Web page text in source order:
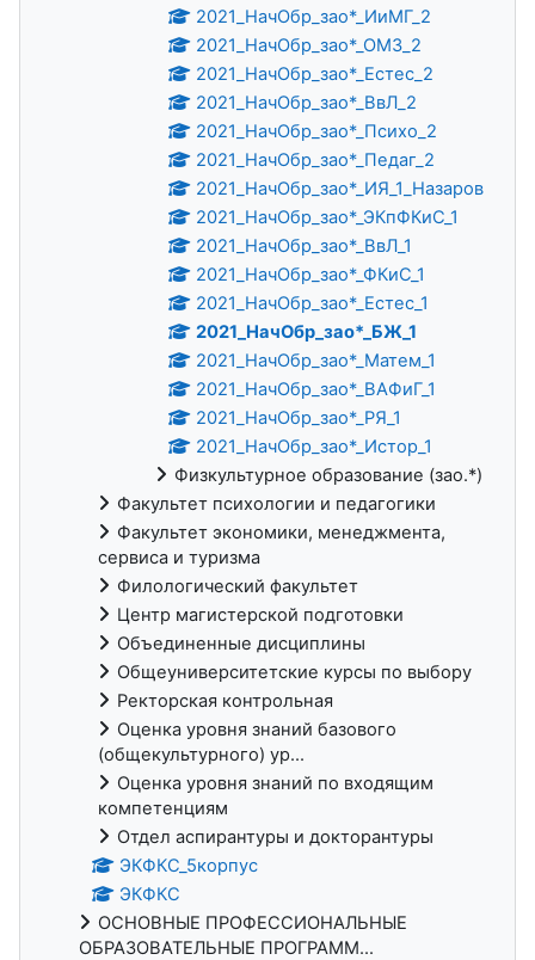
2021_НачОбр_зао*_ИиМГ_2
2021_НачОбр_зао*_ОМЗ_2
2021_НачОбр_зао*_Естес_2
2021_НачОбр_зао*_ВвЛ_2
2021_НачОбр_зао*_Психо_2
2021_НачОбр_зао*_Педаг_2
2021_НачОбр_зао*_ИЯ_1_Назаров
2021_НачОбр_зао*_ЭКпФКиС_1
2021_НачОбр_зао*_ВвЛ_1
2021_НачОбр_зао*_ФКиС_1
2021_НачОбр_зао*_Естес_1
2021_НачОбр_зао*_БЖ_1
2021_НачОбр_зао*_Матем_1
2021_НачОбр_зао*_ВАФиГ_1
2021_НачОбр_зао*_РЯ_1
2021_НачОбр_зао*_Истор_1
Физкультурное образование (зао.*)
Факультет психологии и педагогики
Факультет экономики, менеджмента,
сервиса и туризма
Филологический факультет
Центр магистерской подготовки
Объединенные дисциплины
Общеуниверситетские курсы по выбору
Ректорская контрольная
Оценка уровня знаний базового
(общекультурного) ур...
Оценка уровня знаний по входящим
компетенциям
Отдел аспирантуры и докторантуры
ЭКФКС_5корпус
ЭКФКС
ОСНОВНЫЕ ПРОФЕССИОНАЛЬНЫЕ
ОБРАЗОВАТЕЛЬНЫЕ ПРОГРАММ...